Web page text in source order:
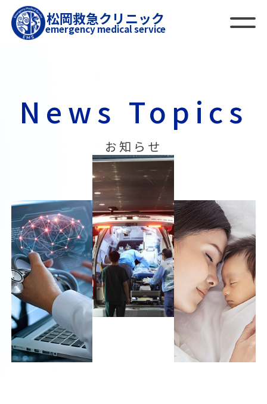
松岡救急クリニック
emergency medical service
News Topics
お知らせ